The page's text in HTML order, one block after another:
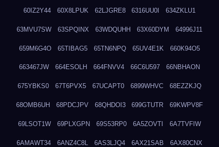
60IZ2Y44 60X8LPUK 62LJGRE8 6316UU0I 634ZKLU1
63MVU7SW 63SPQINX 63WDQUHH 63X60DYM 64996J11
659M6G4O 65TIBAG5 65TN6NPQ 65UV4E1K 660K94O5
663467JW 664ESOLH 664FNVV4 66C6U597 66NBHAON
675YBKS0 67T6PVX5 67UCAPT0 6899WHVC 68EZZKJQ
68OMB6UH 68PDCJPV 68QHDOI3 699GTUTR 69KWPV8F
69LSOT1W 69PLXGPN 69S53RP0 6A5ZOVTI 6A7TVFIW
6AMAWT34 6ANZ4C8L 6AS3LJQ4 6AX21SAB 6AX80CNX